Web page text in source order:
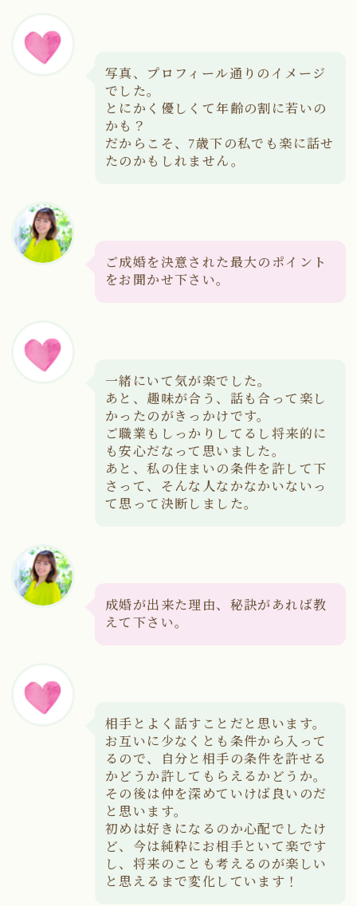
写真、プロフィール通りのイメージ
でした。
とにかく優しくて年齢の割に若いの
かも？
だからこそ、7歳下の私でも楽に話せ
たのかもしれません。
ご成婚を決意された最大のポイント
をお聞かせ下さい。
一緒にいて気が楽でした。
あと、趣味が合う、話も合って楽し
かったのがきっかけです。
ご職業もしっかりしてるし将来的に
も安心だなって思いました。
あと、私の住まいの条件を許して下
さって、そんな人なかなかいないっ
て思って決断しました。
成婚が出来た理由、秘訣があれば教
えて下さい。
相手とよく話すことだと思います。
お互いに少なくとも条件から入って
るので、自分と相手の条件を許せる
かどうか許してもらえるかどうか。
その後は仲を深めていけば良いのだ
と思います。
初めは好きになるのか心配でしたけ
ど、今は純粋にお相手といて楽です
し、将来のことも考えるのが楽しい
と思えるまで変化しています！